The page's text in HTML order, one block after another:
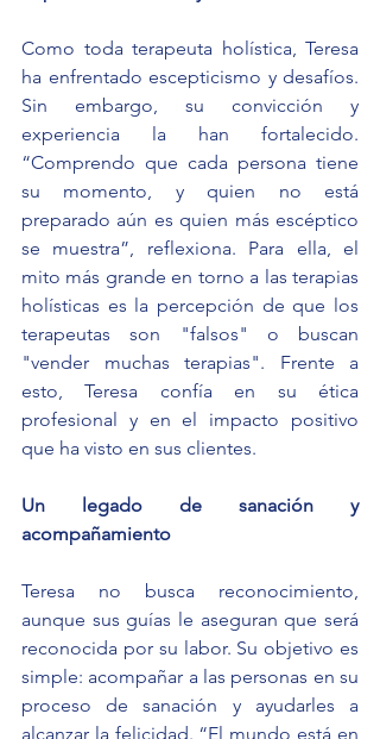
Como toda terapeuta holística, Teresa
ha enfrentado escepticismo y desafíos.
Sin embargo, su convicción y
experiencia la han fortalecido.
“Comprendo que cada persona tiene
su momento, y quien no está
preparado aún es quien más escéptico
se muestra”, reflexiona. Para ella, el
mito más grande en torno a las terapias
holísticas es la percepción de que los
terapeutas son "falsos" o buscan
"vender muchas terapias". Frente a
esto, Teresa confía en su ética
profesional y en el impacto positivo
que ha visto en sus clientes.
Un legado de sanación y
acompañamiento
Teresa no busca reconocimiento,
aunque sus guías le aseguran que será
reconocida por su labor. Su objetivo es
simple: acompañar a las personas en su
proceso de sanación y ayudarles a
alcanzar la felicidad. “El mundo está en